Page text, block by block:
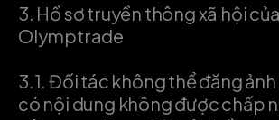
3. Hồ sơ truyền thông xã hội
Olymptrade
3.1. Đối tác không thể đăng ảnh
có nội dung không được chấp